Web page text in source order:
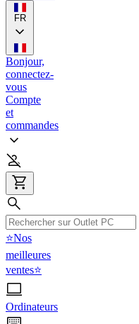
FR
Bonjour,
connectez-
vous
Compte
et
commandes
⭐Nos
meilleures
ventes⭐
Ordinateurs